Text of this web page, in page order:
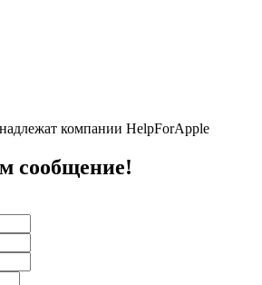
компании HelpForApple
сообщение!